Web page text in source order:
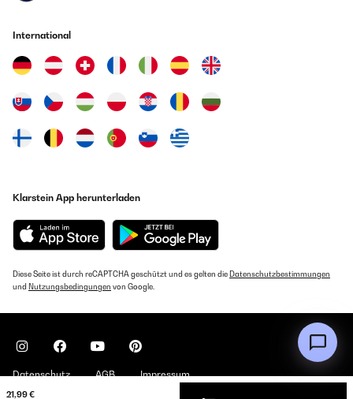
21,99 €
International
Klarstein App herunterladen
Diese Seite ist durch reCAPTCHA geschützt und es gelten die Datenschutzbestimmungen
und Nutzungsbedingungen von Google.
Datenschutz AGB Impressum